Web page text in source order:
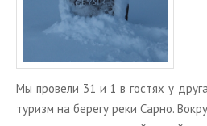
Мы про­ве­ли 31 и 1 в го­стях у
ту­ризм на бе­ре­гу реки Сарно.